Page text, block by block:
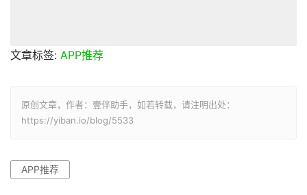
文章标签: APP推荐
原创文章，作者：壹伴助手，如若转载，请注明出处：
https://yiban.io/blog/5533
APP推荐